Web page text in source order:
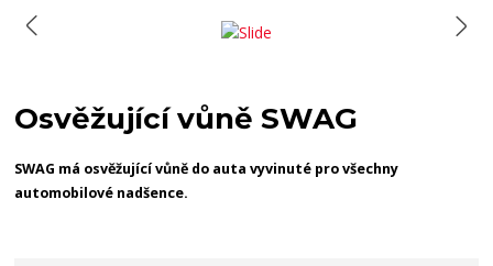
Osvěžující vůně SWAG
SWAG má osvěžující vůně do auta vyvinuté pro všechny
automobilové nadšence.